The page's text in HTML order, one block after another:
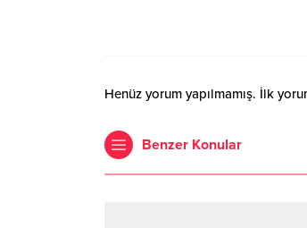
Henüz yorum yapılmamış. İlk
Benzer Konular